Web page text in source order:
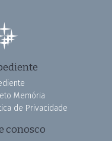
Memória
de Privacidade
conosco